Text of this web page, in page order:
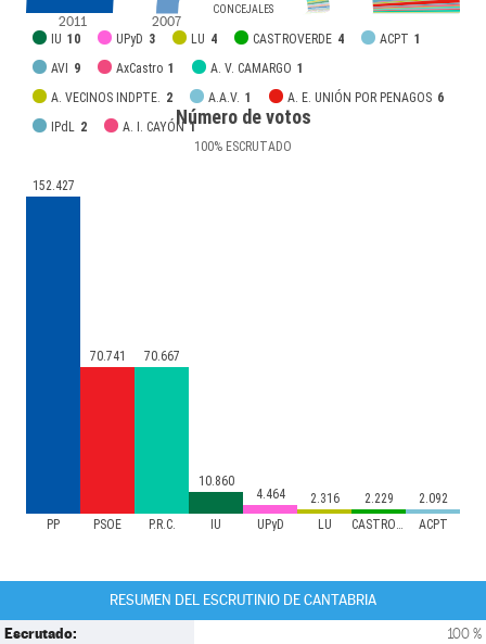
CONCEJALES
IU 10 UPyD 3 LU 4 CASTROVERDE 4 ACPT 1
AVI
9 AxCastro 1 A. V. CAMARGO 1
A. VECINOS INDPTE. 2 A.A.V. 1 A. E. UNIÓN POR PENAGOS 6
IPdL 2 A. I. CAYÓN 1
2011 2007
Número de votos
100% ESCRUTADO
PP PSOE P.R.C. IU UPyD LU CASTROVERDE ACPT
152.427
70.741 70.667
10.860
4.464
2.316 2.229 2.092
RESUMEN DEL ESCRUTINIO DE CANTABRIA
Escrutado: 100 %